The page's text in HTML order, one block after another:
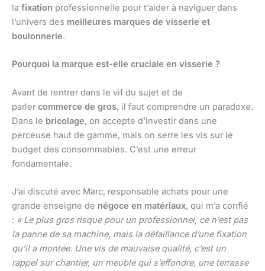
la fixation professionnelle pour t’aider à naviguer dans
l’univers des meilleures marques de visserie et
boulonnerie.
Pourquoi la marque est-elle cruciale en visserie ?
Avant de rentrer dans le vif du sujet et de
parler commerce de gros, il faut comprendre un paradoxe.
Dans le bricolage, on accepte d’investir dans une
perceuse haut de gamme, mais on serre les vis sur le
budget des consommables. C’est une erreur
fondamentale.
J’ai discuté avec Marc, responsable achats pour une
grande enseigne de négoce en matériaux, qui m’a confié
: « Le plus gros risque pour un professionnel, ce n’est pas
la panne de sa machine, mais la défaillance d’une fixation
qu’il a montée. Une vis de mauvaise qualité, c’est un
rappel sur chantier, un meuble qui s’effondre, une terrasse